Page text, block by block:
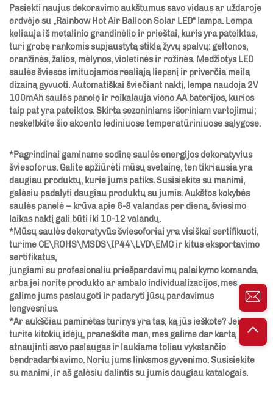
Pasiekti naujus dekoravimo aukštumus savo vidaus ar uždaroje
erdvėje su „Rainbow Hot Air Balloon Solar LED“ lampa. Lempa
keliauja iš metalinio grandinėlio ir prieštai, kuris yra pateiktas,
turi grobę rankomis supjaustytą stiklą žyvų spalvų: geltonos,
oranžinės, žalios, mėlynos, violetinės ir rožinės. Medžiotys LED
saulės šviesos imituojamos realiąją liepsnį ir priverčia meilą
dizainą gyvuoti. Automatiškai šviečiant naktį, lempa naudoja 2V
100mAh saulės panelę ir reikalauja vieno AA baterijos, kurios
taip pat yra pateiktos. Skirta sezoniniams išoriniam vartojimui;
neskelbkite šio akcento lediniuose temperatūriniuose sąlygose.
*Pagrindinai gaminame sodinę saulės energijos dekoratyvius
šviesoforus. Galite apžiūrėti mūsų svetainę, ten tikriausia yra
daugiau produktų, kurie jums patiks. Susisiekite su manimi,
galėsiu padalyti daugiau produktų su jumis. Aukštos kokybės
saulės panelė – krūva apie 6-8 valandas per dieną, šviesimo
laikas naktį gali būti iki 10-12 valandų.
*Mūsų saulės dekoratyvūs šviesoforiai yra visiškai sertifikuoti,
turime CE\ROHS\MSDS\IP44\LVD\EMC ir kitus eksportavimo
sertifikatus,
jungiami su profesionaliu priešpardavimų palaikymo komanda,
arba jei norite produkto ar ambalo individualizacijos, mes
galime jums paslaugoti ir padaryti jūsų pardavimus
lengvesnius.
*Ar aukščiau paminėtas turinys yra tas, ką jūs ieškote? Jei
turite kitokių idėjų, praneškite man, mes galime dar kartą
atnaujinti savo paslaugas ir laukiame toliau vykstančio
bendradarbiavimo. Noriu jums linksmos gyvenimo. Susisiekite
su manimi, ir aš galėsiu dalintis su jumis daugiau katalogais.